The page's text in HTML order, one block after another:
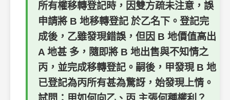
所有權移轉登記時，因雙方疏未注意，誤
申請將 B 地移轉登記 於乙名下。登記完
成後，乙雖發現錯誤，但因 B 地價值高出
A 地甚 多，隨即將 B 地出售與不知情之
丙，並完成移轉登記。嗣後，甲發現 B 地
已登記為丙所有甚為驚訝，始發現上情。